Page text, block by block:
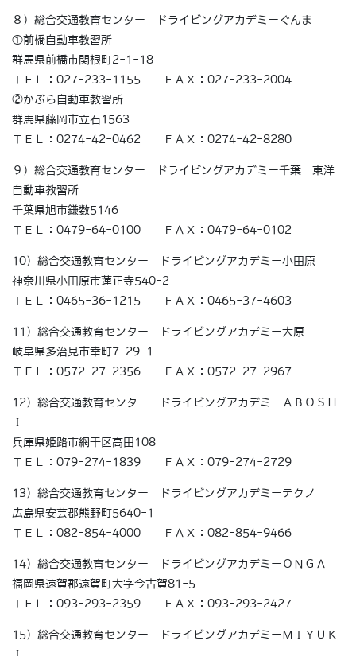
８）総合交通教育センター ドライビングアカデミーぐんま
①前橋自動車教習所
群馬県前橋市関根町2-1-18
ＴＥＬ：027-233-1155 ＦＡＸ：027-233-2004
②かぶら自動車教習所
群馬県藤岡市立石1563
ＴＥＬ：0274-42-0462 ＦＡＸ：0274-42-8280
９）総合交通教育センター ドライビングアカデミー千葉 東洋
自動車教習所
千葉県旭市鎌数5146
ＴＥＬ：0479-64-0100 ＦＡＸ：0479-64-0102
10）総合交通教育センター ドライビングアカデミー小田原
神奈川県小田原市蓮正寺540-2
ＴＥＬ：0465-36-1215 ＦＡＸ：0465-37-4603
11）総合交通教育センター ドライビングアカデミー大原
岐阜県多治見市幸町7-29-1
ＴＥＬ：0572-27-2356 ＦＡＸ：0572-27-2967
12）総合交通教育センター ドライビングアカデミーＡＢＯＳＨ
Ｉ
兵庫県姫路市網干区高田108
ＴＥＬ：079-274-1839 ＦＡＸ：079-274-2729
13）総合交通教育センター ドライビングアカデミーテクノ
広島県安芸郡熊野町5640-1
ＴＥＬ：082-854-4000 ＦＡＸ：082-854-9466
14）総合交通教育センター ドライビングアカデミーＯＮＧＡ
福岡県遠賀郡遠賀町大字今古賀81-5
ＴＥＬ：093-293-2359 ＦＡＸ：093-293-2427
15）総合交通教育センター ドライビングアカデミーＭＩＹＵＫ